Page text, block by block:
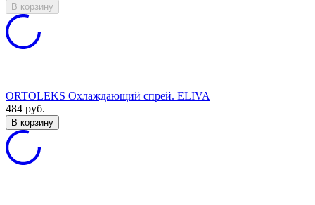
В корзину
ORTOLEKS Охлаждающий спрей. ELIVA
484 руб.
В корзину